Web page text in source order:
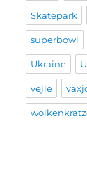
Skatepark
superbowl
Ukraine
vejle